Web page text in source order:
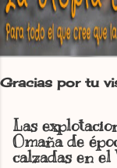
Gracias por tu
Las
Omaña de
calzadas en